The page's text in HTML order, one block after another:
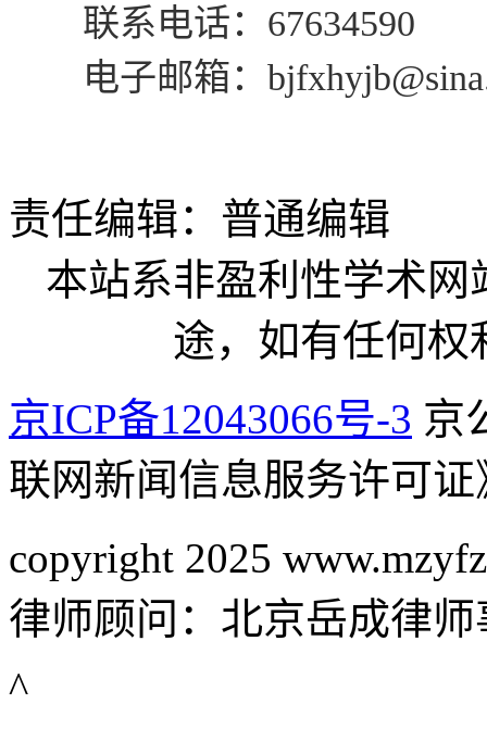
联系电话：67634590
电子邮箱：
责任编辑：普通编辑
本站系非盈利性学术
途，如有任何权
京ICP备12043066号-3 京
联网新闻信息服务许可证
copyright 2025
律师顾问：北京岳成律师
^